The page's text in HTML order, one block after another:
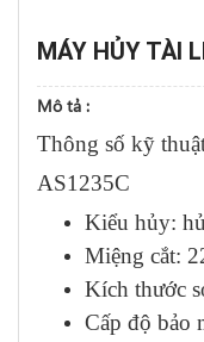
MÁY HỦY TÀI
Mô tả :
Thông số kỹ
AS1235C
Kiểu hủy:
Miệng cắt:
Kích thước
Cấp độ bảo